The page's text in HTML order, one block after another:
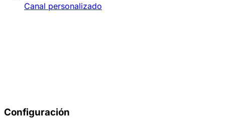
Canal personalizado
Configuración